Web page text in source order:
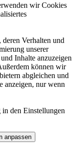
wir Cookies
Verhalten und
unserer
Inhalte anzuzeigen
können wir
abgleichen und
anzeigen, nur wenn
den Einstellungen
anpassen